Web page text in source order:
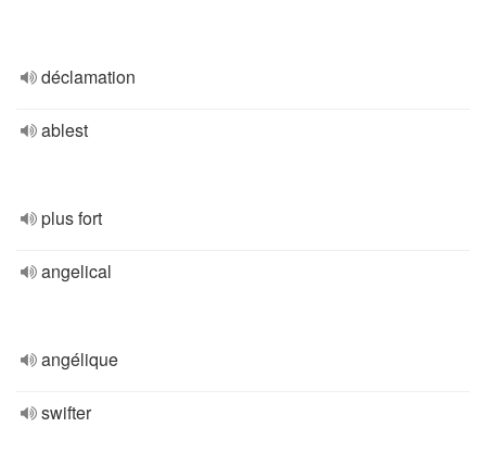
déclamation
ablest
plus fort
angelical
angélique
swifter